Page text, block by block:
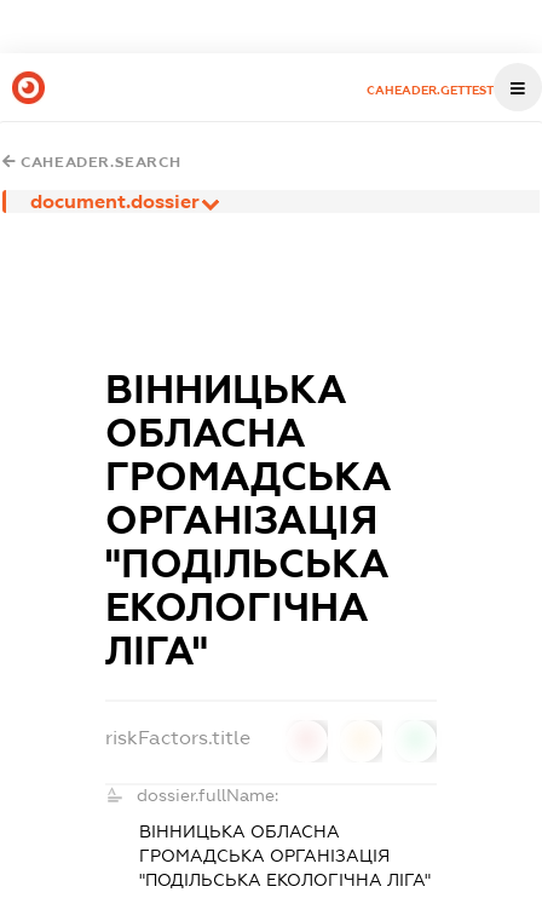
CAHEADER.GETTEST
CAHEADER.SEARCH
document.dossier
ВІННИЦЬКА
ОБЛАСНА
ГРОМАДСЬКА
ОРГАНІЗАЦІЯ
"ПОДІЛЬСЬКА
ЕКОЛОГІЧНА
ЛІГА"
riskFactors.title
dossier.fullName:
ВІННИЦЬКА ОБЛАСНА
ГРОМАДСЬКА ОРГАНІЗАЦІЯ
"ПОДІЛЬСЬКА ЕКОЛОГІЧНА ЛІГА"